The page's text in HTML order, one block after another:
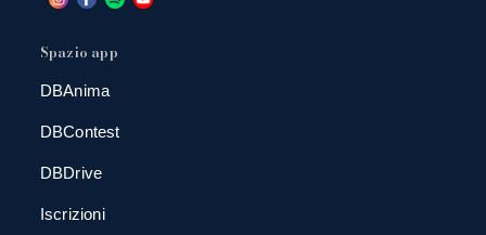
Spazio app
DBAnima
DBContest
DBDrive
Iscrizioni